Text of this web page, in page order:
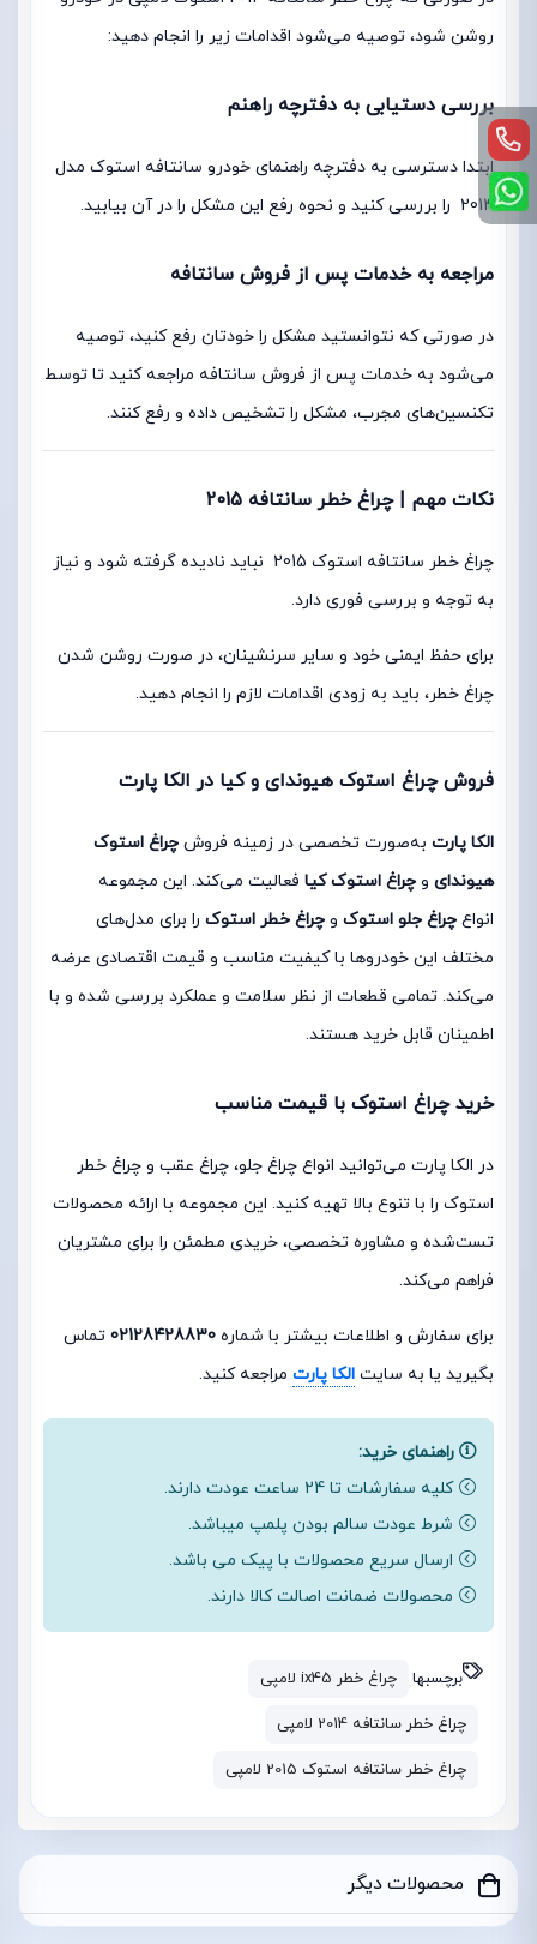
روشن شود، توصیه می‌شود اقدامات زیر را انجام دهید:
بررسی دستیابی به دفترچه راهنم
ابتدا دسترسی به دفترچه راهنمای خودرو سانتافه استوک مدل
2014 را بررسی کنید و نحوه رفع این مشکل را در آن بیابید.
مراجعه به خدمات پس از فروش سانتافه
در صورتی که نتوانستید مشکل را خودتان رفع کنید، توصیه
می‌شود به خدمات پس از فروش سانتافه مراجعه کنید تا توسط
تکنسین‌های مجرب، مشکل را تشخیص داده و رفع کنند.
نکات مهم | چراغ خطر سانتافه 2015
چراغ خطر سانتافه استوک 2015 نباید نادیده گرفته شود و نیاز
به توجه و بررسی فوری دارد.
برای حفظ ایمنی خود و سایر سرنشینان، در صورت روشن شدن
چراغ خطر، باید به زودی اقدامات لازم را انجام دهید.
فروش چراغ استوک هیوندای و کیا در الکا پارت
الکا پارت به‌صورت تخصصی در زمینه فروش چراغ استوک
هیوندای و چراغ استوک کیا فعالیت می‌کند. این مجموعه
انواع چراغ جلو استوک و چراغ خطر استوک را برای مدل‌های
مختلف این خودروها با کیفیت مناسب و قیمت اقتصادی عرضه
می‌کند. تمامی قطعات از نظر سلامت و عملکرد بررسی شده و با
اطمینان قابل خرید هستند.
خرید چراغ استوک با قیمت مناسب
در الکا پارت می‌توانید انواع چراغ جلو، چراغ عقب و چراغ خطر
استوک را با تنوع بالا تهیه کنید. این مجموعه با ارائه محصولات
تست‌شده و مشاوره تخصصی، خریدی مطمئن را برای مشتریان
فراهم می‌کند.
برای سفارش و اطلاعات بیشتر با شماره 02128428830 تماس
بگیرید یا به سایت الکا پارت مراجعه کنید.
راهنمای خرید:
کلیه سفارشات تا 24 ساعت عودت دارند.
شرط عودت سالم بودن پلمپ میباشد.
ارسال سریع محصولات با پیک می باشد.
محصولات ضمانت اصالت کالا دارند.
برچسبها چراغ خطر ix45 لامپی
چراغ خطر سانتافه 2014 لامپی
چراغ خطر سانتافه استوک 2015 لامپی
محصولات دیگر